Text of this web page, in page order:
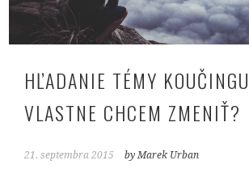
HĽADANIE TÉMY
VLASTNE CHCEM ZMENIŤ?
21. septembra 2015 by Marek Urban